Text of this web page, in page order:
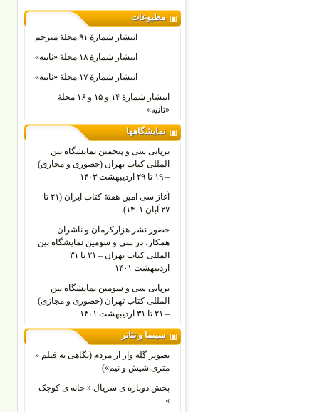
مطبوعات
انتشار شمارۀ ۹۱ مجلۀ مترجم
انتشار شمارۀ ۱۸ مجلۀ «ثانیه»
انتشار شمارۀ ۱۷ مجلۀ «ثانیه»
انتشار شمارۀ ۱۴ و ۱۵ و ۱۶ مجلۀ
«ثانیه»
نمایشگاهها
برپایی سی و پنجمین نمایشگاه بین
المللی کتاب تهران (حضوری و مجازی)
– ۱۹ تا ۲۹ اردیبهشت ۱۴۰۳
آغاز سی امین هفتۀ کتاب ایران (۲۱ تا
۲۷ آبان ۱۴۰۱)
حضور نشر هزارکرمان و ناشران
همکار، در سی و سومین نمایشگاه بین
المللی کتاب تهران – ۲۱ تا ۳۱
اردیبهشت ۱۴۰۱
برپایی سی و سومین نمایشگاه بین
المللی کتاب تهران (حضوری و مجازی)
– ۲۱ تا ۳۱ اردیبهشت ۱۴۰۱
سینما و تئاتر
تصویر گله وار از مردم (نگاهی به فیلم «
متری شیش و نیم»)
پخش دوباره ی سریال « خانه ی کوچک
»